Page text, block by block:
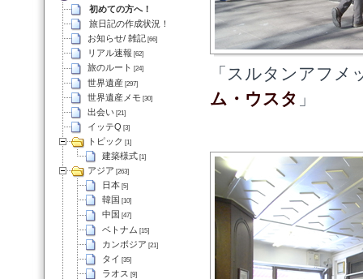
初めての方へ！
旅日記の作成状況！
お知らせ/ 雑記 [66]
リアル速報 [62]
旅のルート [24]
世界遺産 [297]
世界遺産メモ [30]
出会い [21]
イッテQ [3]
トピック [1]
建築様式 [1]
アジア [263]
日本 [5]
韓国 [10]
中国 [47]
ベトナム [15]
カンボジア [21]
タイ [35]
ラオス [9]
「スルタンアフ
ム・ウスタ 」